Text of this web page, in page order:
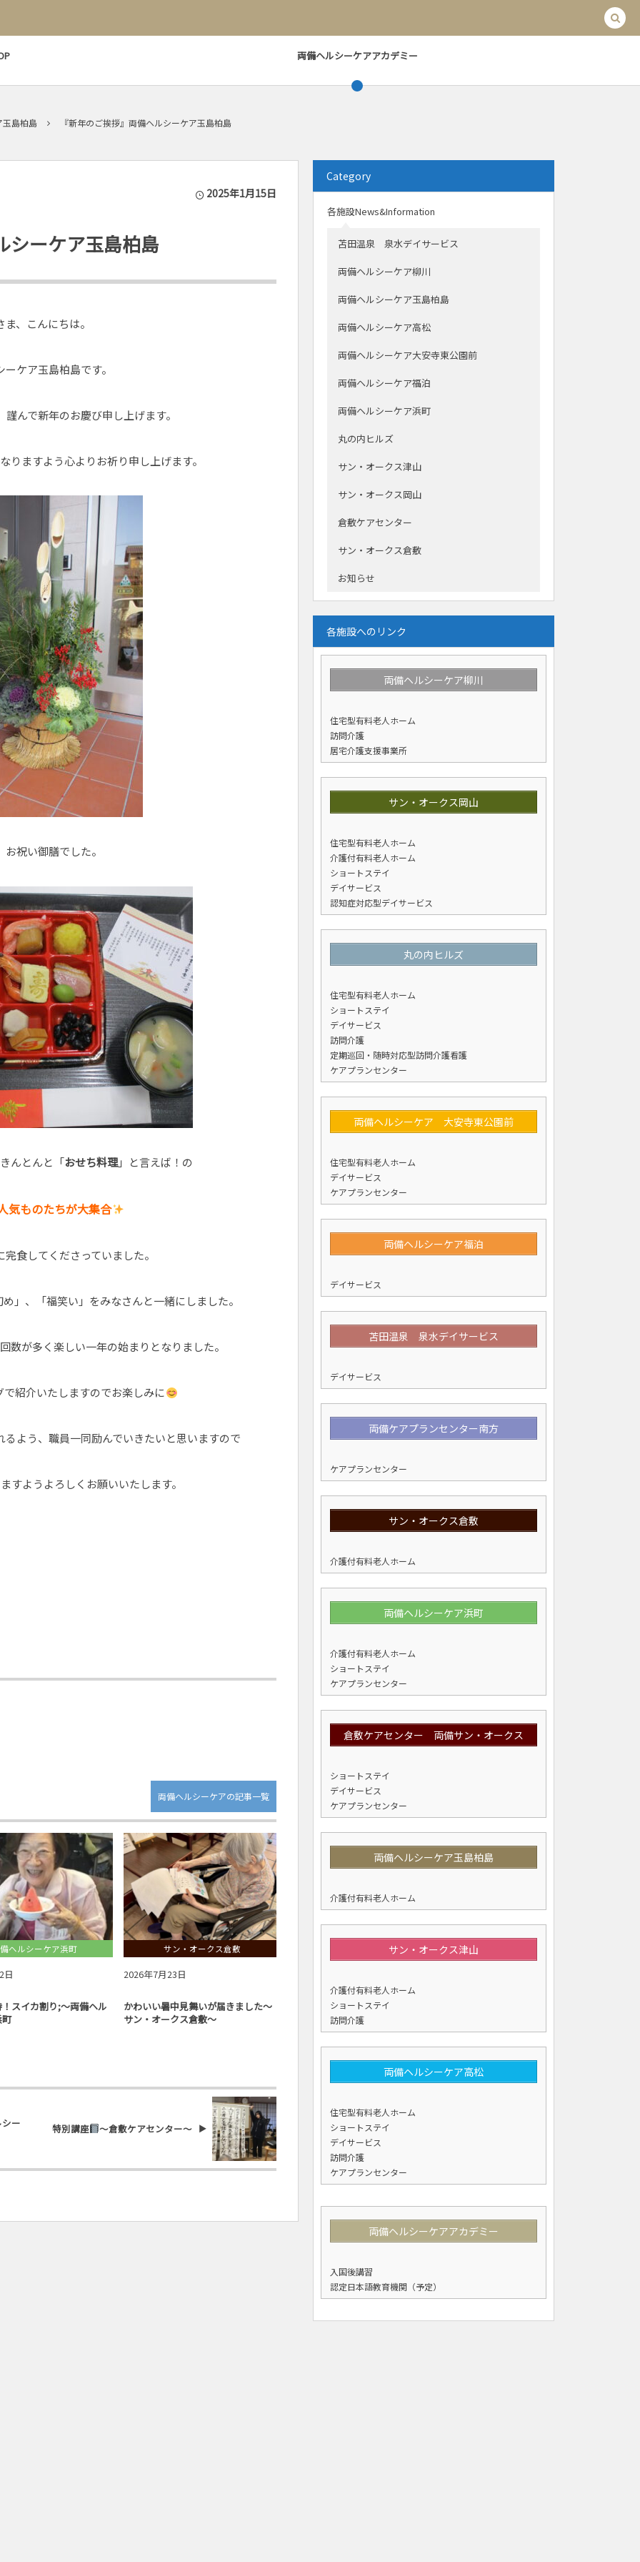
両備ヘルシーケアアカデミー
玉島柏島 『新年のご挨拶』両備ヘルシーケア玉島柏島
2025年1月15日
シーケア玉島柏島
ま、こんにちは。
ケア玉島柏島です。
んで新年のお慶び申し上げます。
りますよう心よりお祈り申し上げます。
お祝い御膳でした。
んとんと「おせち料理」と言えば！の
気ものたちが大集合
食してくださっていました。
」、「福笑い」をみなさんと一緒にしました。
数が多く楽しい一年の始まりとなりました。
紹介いたしますのでお楽しみに
よう、職員一同励んでいきたいと思いますので
すようよろしくお願いいたします。
ヘルシーケア浜町
日
スイカ割り;～両備ヘル
サン・オークス倉敷
2026年7月23日
かわいい暑中見舞いが届きました～
サン・オークス倉敷～
両備ヘルシーケア玉島柏島
『7月かふぇひなたぼっこ ～夏のスイ
ーツバイキング～』両備ヘルシーケ
ア玉島柏島
両備ヘルシーケアの記事一覧
ー 特別講座 ～倉敷ケアセンター～
Category
各施設News&Information
苫田温泉 泉水デイサービス
両備ヘルシーケア柳川
両備ヘルシーケア玉島柏島
両備ヘルシーケア高松
両備ヘルシーケア大安寺東公園前
両備ヘルシーケア福泊
両備ヘルシーケア浜町
丸の内ヒルズ
サン・オークス津山
サン・オークス岡山
倉敷ケアセンター
サン・オークス倉敷
お知らせ
各施設へのリンク
両備ヘルシーケア柳川
住宅型有料老人ホーム
訪問介護
居宅介護支援事業所
サン・オークス岡山
住宅型有料老人ホーム
介護付有料老人ホーム
ショートステイ
デイサービス
認知症対応型デイサービス
丸の内ヒルズ
住宅型有料老人ホーム
ショートステイ
デイサービス
訪問介護
定期巡回・随時対応型訪問介護看護
ケアプランセンター
両備ヘルシーケア 大安寺東公園前
住宅型有料老人ホーム
デイサービス
ケアプランセンター
両備ヘルシーケア福泊
デイサービス
苫田温泉 泉水デイサービス
デイサービス
両備ケアプランセンター南方
ケアプランセンター
サン・オークス倉敷
介護付有料老人ホーム
両備ヘルシーケア浜町
介護付有料老人ホーム
ショートステイ
ケアプランセンター
倉敷ケアセンター 両備サン・オークス
ショートステイ
デイサービス
ケアプランセンター
両備ヘルシーケア玉島柏島
介護付有料老人ホーム
サン・オークス津山
介護付有料老人ホーム
ショートステイ
訪問介護
両備ヘルシーケア高松
住宅型有料老人ホーム
ショートステイ
デイサービス
訪問介護
ケアプランセンター
両備ヘルシーケアアカデミー
入国後講習
認定日本語教育機関（予定）